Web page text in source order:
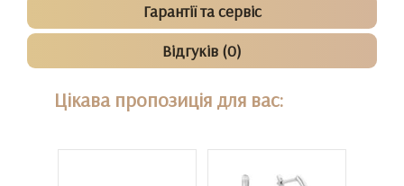
Гарантії та сервіс
Відгуків (0)
Цікава пропозиція для вас: